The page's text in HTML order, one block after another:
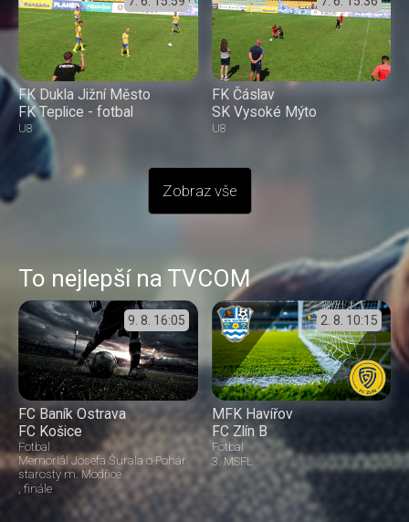
FK Dukla Jižní Město
FK Teplice - fotbal
U8
FK Čáslav
SK Vysoké Mýto
U8
Zobraz vše
To nejlepší na TVCOM
9. 8. 16:05
FC Baník Ostrava
FC Košice
Fotbal
Memoriál Josefa Šurala o Pohár
starosty m. Modřice
finále
2. 8. 10:15
MFK Havířov
FC Zlín B
Fotbal
3. MSFL